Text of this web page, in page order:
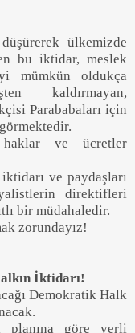
ülkemizde
bu iktidar, meslek
mümkün oldukça
kaldırmayan,
Parababaları için
ve ücretler
ve paydaşları
direktifleri
bir müdahaledir.
zorundayız!
İktidarı!
Demokratik Halk
.
planına göre yerli